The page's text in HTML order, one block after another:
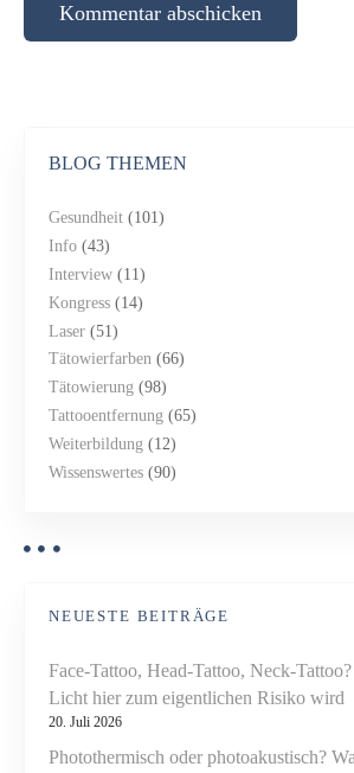
BLOG THEMEN
Gesundheit (101)
Info (43)
Interview (11)
Kongress (14)
Laser (51)
Tätowierfarben (66)
Tätowierung (98)
Tattooentfernung (65)
Weiterbildung (12)
Wissenswertes (90)
NEUESTE BEITRÄGE
Face-Tattoo, Head-Tattoo, Neck-
Licht hier zum eigentlichen Risiko wird
20. Juli 2026
Photothermisch oder photoakustisch?